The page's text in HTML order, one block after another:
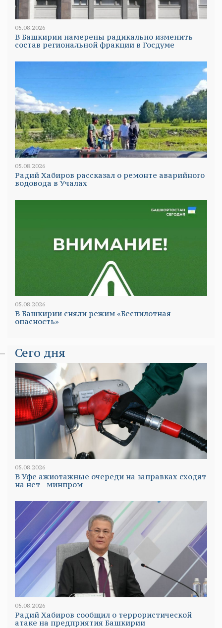
05.08.2026
В Башкирии намерены радикально изменить
состав региональной фракции в Госдуме
05.08.2026
Радий Хабиров рассказал о ремонте аварийного
водовода в Учалах
05.08.2026
В Башкирии сняли режим «Беспилотная
опасность»
Сего дня
05.08.2026
В Уфе ажиотажные очереди на заправках сходят
на нет - минпром
05.08.2026
Радий Хабиров сообщил о террористической
атаке на предприятия Башкирии